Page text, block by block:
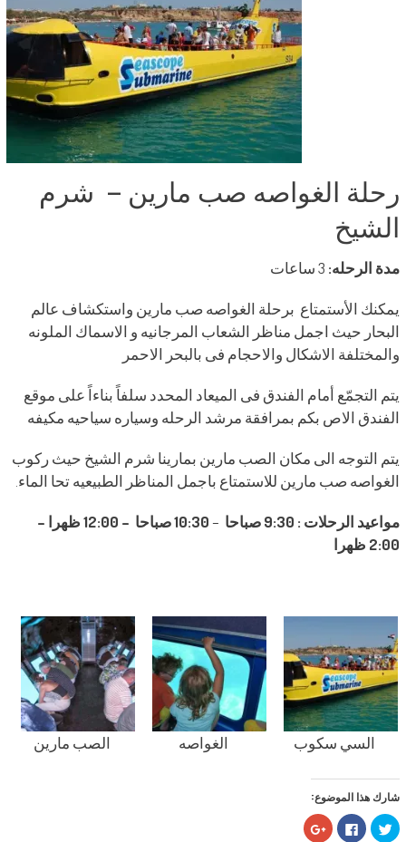
رحلة الغواصه صب مارين – شرم
الشيخ
مدة الرحله:
يمكنك الأستمتاع برحلة الغواصه صب مارين واستكشاف عالم
البحار حيث اجمل مناظر الشعاب المرجانيه و الاسماك الملونه
والمختلفة الاشكال والاحجام فى بالبحر الاحمر
يتم التجمّع أمام الفندق فى الميعاد المحدد سلفاً بناءاً على موقع
الفندق الاص بكم بمرافقة مرشد الرحله وسياره سياحيه مكيفه
يتم التوجه الى مكان الصب مارين بمارينا شرم الشيخ حيث ركوب
الغواصه صب مارين للاستمتاع باجمل المناظر الطبيعيه تحا الماء.
مواعيد الرحلات : صباحا –
10:30صباحا – 12:00 ظهرا –
2:00 ظهرا
السي سكوب الغواصه الصب مارين
شارك هذا الموضوع:
اضغط
للمشاركة
انقر
للمشاركة
اضغط
للمشاركة